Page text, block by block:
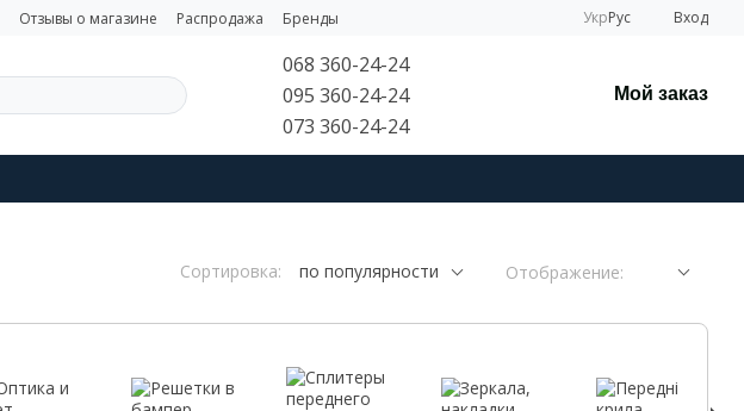
Отзывы о магазине Распродажа Бренды УкрРус Вход
068 360-24-24
095 360-24-24
073 360-24-24
Мой заказ
Сортировка: по популярности Отображение: